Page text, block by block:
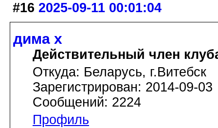
#16 2025-09-11 00:01:04
дима х
Действительный член
Откуда: Беларусь, г.Витебск
Зарегистрирован: 2014-09-03
Сообщений: 2224
Профиль